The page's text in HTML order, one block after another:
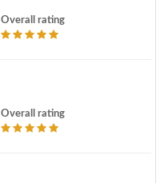
Overall rating
Overall rating